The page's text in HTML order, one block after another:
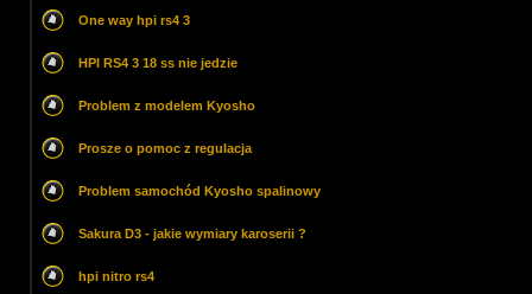
One way hpi rs4 3
HPI RS4 3 18 ss nie jedzie
Problem z modelem Kyosho
Prosze o pomoc z regulacja
Problem samochód Kyosho spalinowy
Sakura D3 - jakie wymiary karoserii ?
hpi nitro rs4